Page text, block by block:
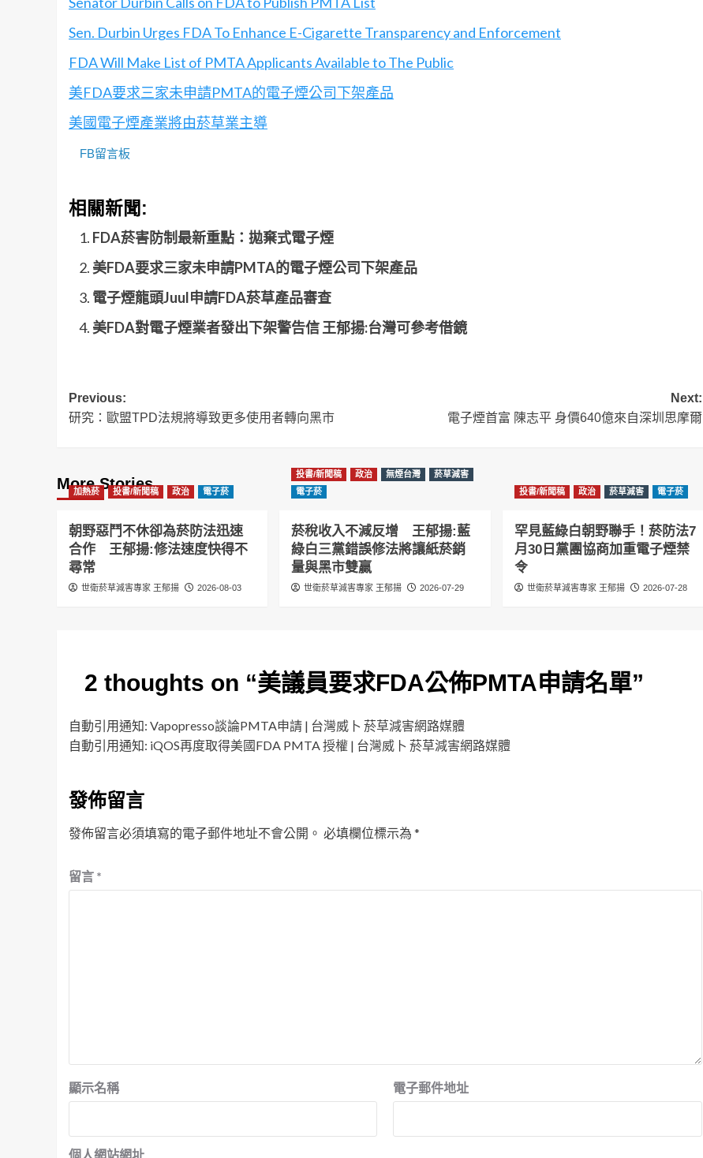
Sen. Durbin Urges FDA To Enhance E-Cigarette Transparency and Enforcement
FDA Will Make List of PMTA Applicants Available to The Public
美FDA要求三家未申請PMTA的電子煙公司下架產品
美國電子煙產業將由菸草業主導
FB留言板
相關新聞:
FDA菸害防制最新重點：拋棄式電子煙
美FDA要求三家未申請PMTA的電子煙公司下架產品
電子煙龍頭Juul申請FDA菸草產品審查
美FDA對電子煙業者發出下架警告信 王郁揚:台灣可參考借鏡
Post
navigation
Previous:
研究：歐盟TPD法規將導致更多使用者轉向黑市
Next:
電子煙首富 陳志平 身價640億來自深圳思摩爾
More Stories
加熱菸 投書/新聞稿 政治 電子菸
朝野惡鬥不休卻為菸防法迅速
合作 王郁揚:修法速度快得不
尋常
世衛菸草減害專家 王郁揚 2026-08-03
投書/新聞稿 政治 無煙台灣
菸草減害
電子菸
菸稅收入不減反增 王郁揚:藍
綠白三黨錯誤修法將讓紙菸銷
量與黑市雙贏
世衛菸草減害專家 王郁揚 2026-07-29
投書/新聞稿 政治 菸草減害 電子菸
罕見藍綠白朝野聯手！菸防法7
月30日黨團協商加重電子煙禁
令
世衛菸草減害專家 王郁揚 2026-07-28
2 thoughts on “美議員要求FDA公佈PMTA申請名單”
自動引用通知: Vapopresso談論PMTA申請 | 台灣威卜 菸草減害網路媒體
自動引用通知: iQOS再度取得美國FDA PMTA 授權 | 台灣威卜 菸草減害網路媒體
發佈留言
發佈留言必須填寫的電子郵件地址不會公開。 必填欄位標示為 *
留言 *
顯示名稱 電子郵件地址
個人網站網址